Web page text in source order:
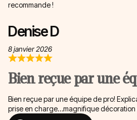
recommande !
Denise D
8 janvier 2026
Bien reçue par une
Bien reçue par une équipe de pro!
prise en charge…magnifique décoration